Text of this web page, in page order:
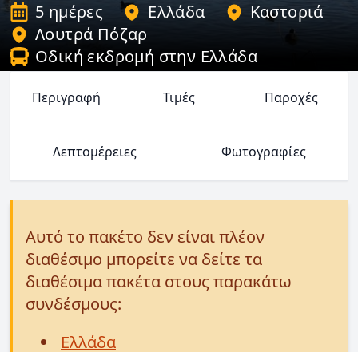
5 ημέρες Ελλάδα
Καστοριά
Λουτρά Πόζαρ
Οδική εκδρομή στην Ελλάδα
Περιγραφή Τιμές Παροχές
Λεπτομέρειες Φωτογραφίες
Αυτό το πακέτο δεν είναι πλέον
διαθέσιμο μπορείτε να δείτε τα
διαθέσιμα πακέτα στους παρακάτω
συνδέσμους:
Ελλάδα